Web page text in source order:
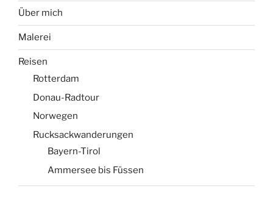
Über mich
Malerei
Reisen
Rotterdam
Donau-Radtour
Norwegen
Rucksackwanderungen
Bayern-Tirol
Ammersee bis Füssen